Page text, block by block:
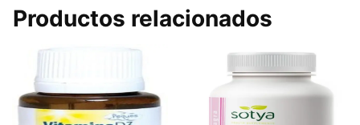
Productos relacionados